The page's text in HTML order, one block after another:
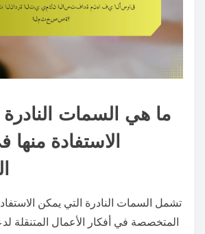
ما هي السمات
الاستفادة
تشمل السمات النادرة التي يمكن
المتخصصة في أفكار الأعمال المتنقلة